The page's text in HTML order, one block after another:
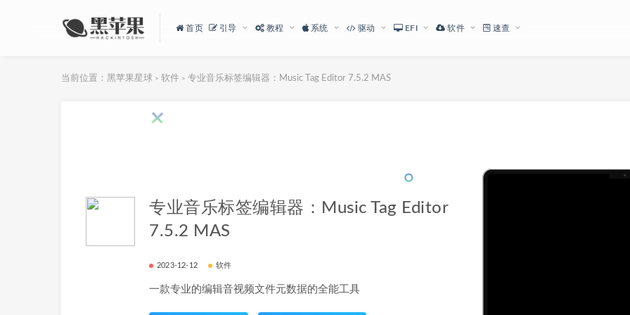
首页 引导 教程 系统 驱动 EFI 软件 速查
当前位置： 黑苹果星球 > 软件 > 专业音乐标签编辑器：Music Tag Editor 7.5.2 MAS
专业音乐标签编辑器：Music Tag Editor
7.5.2 MAS
2023-12-12 软件
一款专业的编辑音视频文件元数据的全能工具